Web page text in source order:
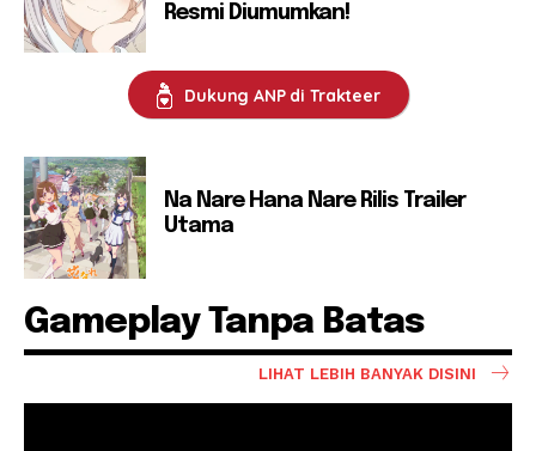
Resmi Diumumkan!
Dukung ANP di Trakteer
Na Nare Hana Nare Rilis Trailer
Utama
Gameplay Tanpa Batas
LIHAT LEBIH BANYAK DISINI